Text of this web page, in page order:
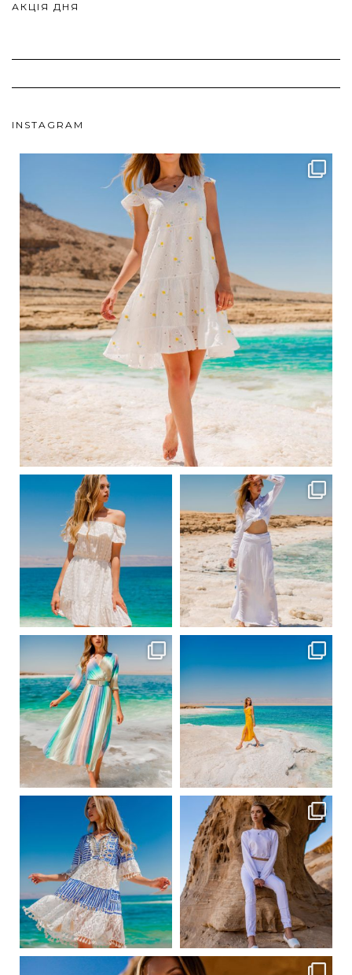
АКЦІЯ ДНЯ
INSTAGRAM
ebutikpl
Вер 1
ebutikpl
Вер 1
ebutikpl
Вер 1
ebutikpl
Сер 31 Сер 31
ebutikpl
Сер 24
ebutikpl
ebutikpl
Сер 23